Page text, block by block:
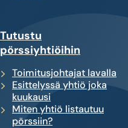
Tutustu
pörssiyhtiöihin
Toimitusjohtajat lavalla
Esittelyssä yhtiö joka
kuukausi
Miten yhtiö listautuu
pörssiin?